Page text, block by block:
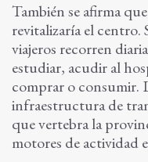
También se afirma
revitalizaría el centro.
viajeros recorren
estudiar, acudir al
comprar o consumir.
infraestructura de
que vertebra la
motores de actividad